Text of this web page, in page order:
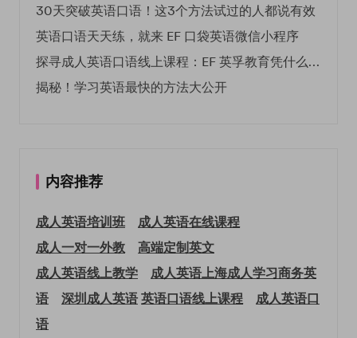
30天突破英语口语！这3个方法试过的人都说有效
英语口语天天练，就来 EF 口袋英语微信小程序
探寻成人英语口语线上课程：EF 英孚教育凭什么领航
揭秘！学习英语最快的方法大公开
内容推荐
成人英语培训班
成人英语在线课程
成人一对一外教
高端定制英文
成人英语线上教学
成人英语上海成人学习商务英
语
深圳成人英语英语口语线上课程
成人英语口
语